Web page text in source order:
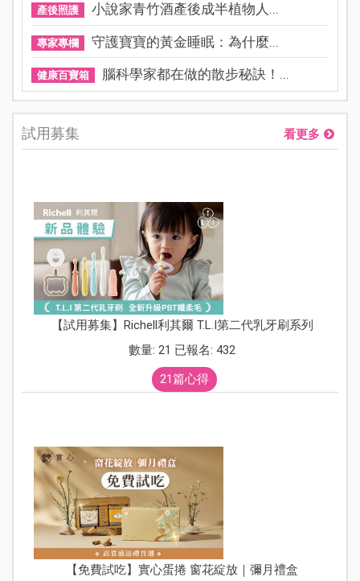
產後照護 小說家青竹酒產後成半植物人...
專家專欄 守護寶寶的黃金睡眠：為什麼...
健康百寶箱 腦科學家都在做的散步秘訣！...
試用募集 看更多
【試用募集】Richell利其爾 T.L.I第二代乳牙刷系列
數量: 21 已報名: 432
21篇心得
【免費試吃】實心蛋捲 窗花綻放｜彌月禮盒